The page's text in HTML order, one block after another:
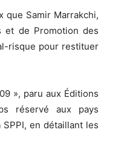
que Samir Marrakchi,
et de Promotion des
risque pour restituer
», paru aux Éditions
réservé aux pays
en détaillant les